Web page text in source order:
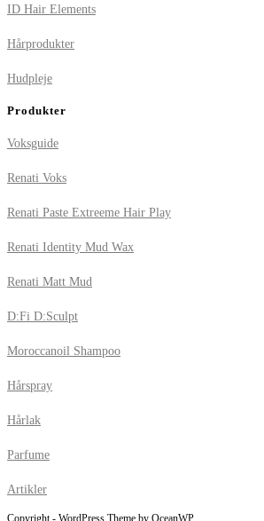
ID Hair Elements
Hårprodukter
Hudpleje
Produkter
Voksguide
Renati Voks
Renati Paste Extreeme Hair Play
Renati Identity Mud Wax
Renati Matt Mud
D:Fi D:Sculpt
Moroccanoil Shampoo
Hårspray
Hårlak
Parfume
Artikler
Copyright - WordPress Theme by OceanWP